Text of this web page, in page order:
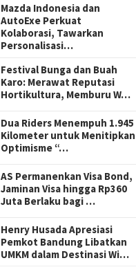
Mazda Indonesia dan
AutoExe Perkuat
Kolaborasi, Tawarkan
Personalisasi…
Festival Bunga dan Buah
Karo: Merawat Reputasi
Hortikultura, Memburu W…
Dua Riders Menempuh 1.945
Kilometer untuk Menitipkan
Optimisme “…
AS Permanenkan Visa Bond,
Jaminan Visa hingga Rp360
Juta Berlaku bagi …
Henry Husada Apresiasi
Pemkot Bandung Libatkan
UMKM dalam Destinasi Wi…